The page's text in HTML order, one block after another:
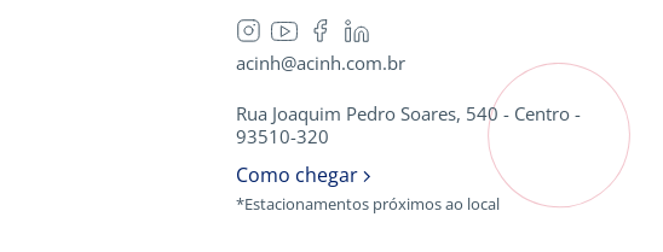
acinh@acinh.com.br
Rua Joaquim Pedro Soares, 540 - Centro -
93510-320
Como chegar
*Estacionamentos próximos ao local